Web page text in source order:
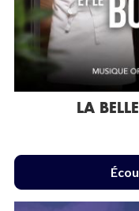
LA